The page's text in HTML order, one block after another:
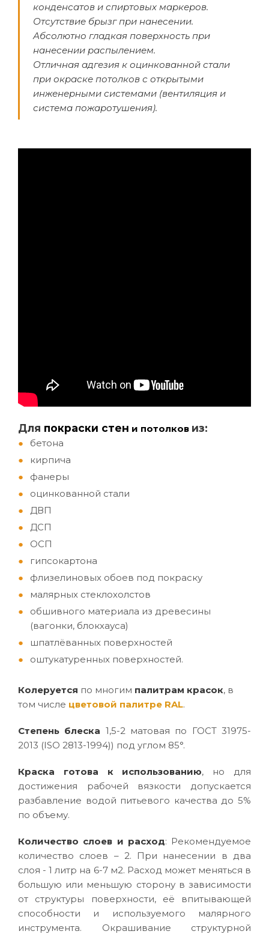
конденсатов и спиртовых маркеров.
Отсутствие брызг при нанесении.
Абсолютно гладкая поверхность при
нанесении распылением.
Отличная адгезия к оцинкованной стали
при окраске потолков с открытыми
инженерными системами (вентиляция и
система пожаротушения).
Для покраски стен и потолков из:
бетона
кирпича
фанеры
оцинкованной стали
ДВП
ДСП
ОСП
гипсокартона
флизелиновых обоев под покраску
малярных стеклохолстов
обшивного материала из древесины
(вагонки, блокхауса)
шпатлёванных поверхностей
оштукатуренных поверхностей.
Колеруется по многим палитрам красок, в
том числе цветовой палитре RAL.
Степень блеска 1,5-2 матовая по ГОСТ 31975-
2013 (ISO 2813-1994)) под углом 85°.
Краска готова к использованию, но для
достижения рабочей вязкости допускается
разбавление водой питьевого качества до 5%
по объему.
Количество слоев и расход: Рекомендуемое
количество слоев – 2. При нанесении в два
слоя - 1 литр на 6-7 м2. Расход может меняться в
большую или меньшую сторону в зависимости
от структуры поверхности, её впитывающей
способности и используемого малярного
инструмента. Окрашивание структурной